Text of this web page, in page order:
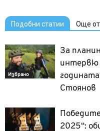
Подобни статии Още
Избрано
За
интервю
Стоянов
2025“: